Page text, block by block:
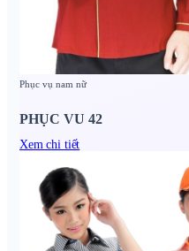
Phục vụ nam nữ
PHỤC VU 42
Xem chi tiết